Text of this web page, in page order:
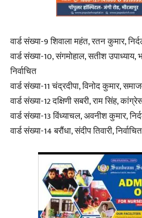
वार्ड संख्या-9 शिवाला महंत, रतन कुमार,
वार्ड संख्या-10, संगमोहाल, सतीश उपाध्याय,
निर्वाचित
वार्ड संख्या-11 चंद्रदीपा, विनोद कुमार,
वार्ड संख्या-12 दक्षिणी सबरी, राम सिंह,
वार्ड संख्या-13 विंध्याचल, अवनीश कुमार,
वार्ड संख्या-14 बरौंधा, संदीप तिवारी, निर्वाचित